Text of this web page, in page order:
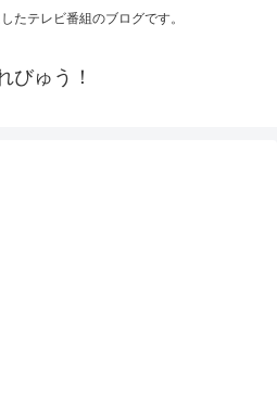
たテレビ番組のブログです。
びゅう！